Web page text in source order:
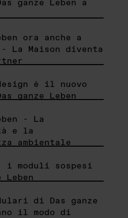
ganze Leben a
ora anche a
- La Maison diventa
è il nuovo
ganze Leben
- La
e la
ambientale
i moduli sospesi
Leben
di Das ganze
il modo di